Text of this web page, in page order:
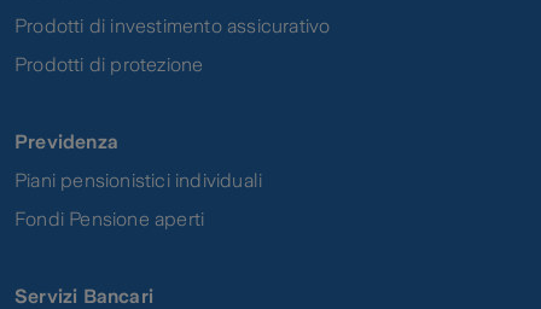
Prodotti di investimento assicurativo
Prodotti di protezione
Previdenza
Piani pensionistici individuali
Fondi Pensione aperti
Servizi Bancari